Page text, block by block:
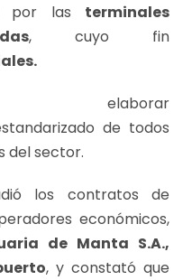
por las terminales
, cuyo fin
de todos
del sector.
los contratos de
económicos,
de Manta S.A.,
, y constató que